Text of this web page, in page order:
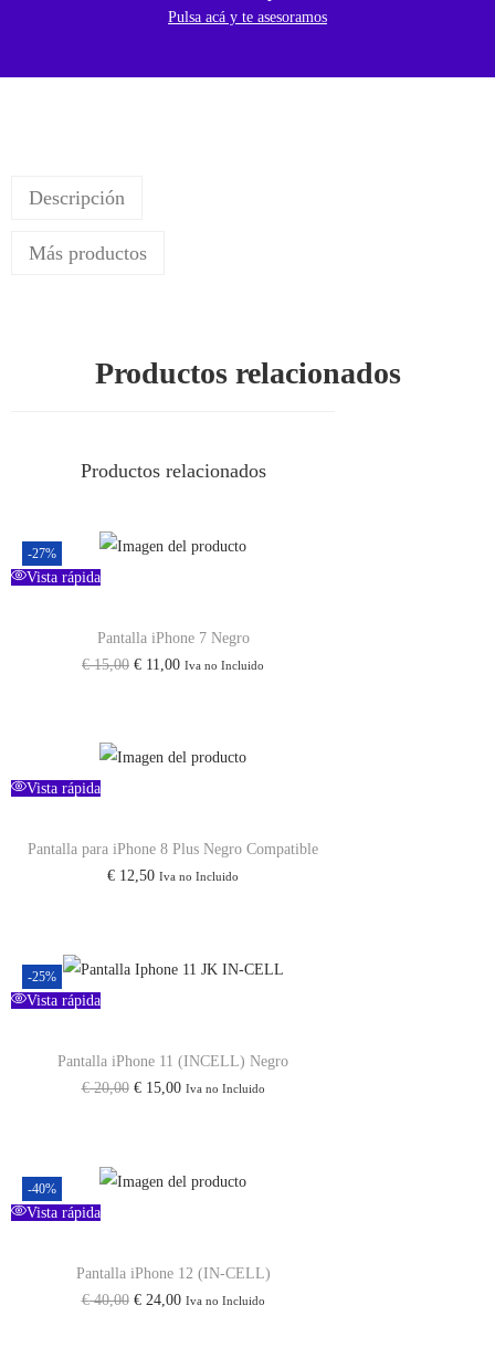
Pulsa acá y te asesoramos
Descripción
Más productos
Productos relacionados
Productos relacionados
-27%
Vista rápida
Pantalla iPhone 7 Negro
€15,00 € 11,00 Iva no Incluido
Vista rápida
Pantalla para iPhone 8 Plus Negro Compatible
€ 12,50 Iva no Incluido
-25%
Vista rápida
Pantalla iPhone 11 (INCELL) Negro
€20,00 €15,00 Iva no Incluido
-40%
Vista rápida
Pantalla iPhone 12 (IN-CELL)
€40,00 €24,00 Iva no Incluido